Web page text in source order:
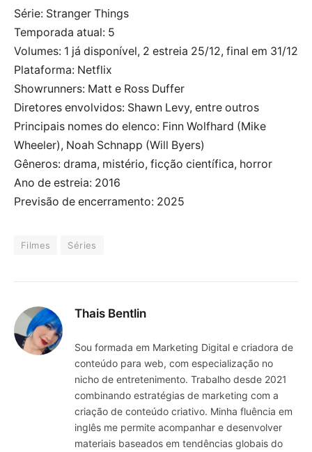
Série: Stranger Things
Temporada atual: 5
Volumes: 1 já disponível, 2 estreia 25/12, final em 31/12
Plataforma: Netflix
Showrunners: Matt e Ross Duffer
Diretores envolvidos: Shawn Levy, entre outros
Principais nomes do elenco: Finn Wolfhard (Mike
Wheeler), Noah Schnapp (Will Byers)
Gêneros: drama, mistério, ficção científica, horror
Ano de estreia: 2016
Previsão de encerramento: 2025
Filmes Séries
Thais Bentlin
Sou formada em Marketing Digital e criadora de
conteúdo para web, com especialização no
nicho de entretenimento. Trabalho desde 2021
combinando estratégias de marketing com a
criação de conteúdo criativo. Minha fluência em
inglês me permite acompanhar e desenvolver
materiais baseados em tendências globais do